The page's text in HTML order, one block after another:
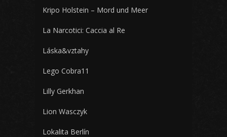
Kripo Holstein – Mord und Meer
La Narcotici: Caccia al Re
Láska&vztahy
Lego Cobra11
Lilly Gerkhan
Lion Wasczyk
Lokalita Berlín